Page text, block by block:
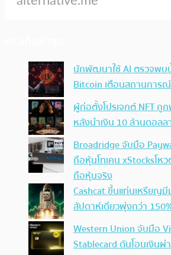
นักพัฒนาใช้ AI ตรวจพบ
Bitcoin เตือนสถานการณ์
ผู้ก่อตั้งโปรเจกต์ NFT
หลังนำเงิน 10 ล้านดอลล
Broadridge จับมือ
ถือหุ้นโทเคน xStocksโห
ถือหุ้นจริง
Cashcat ขึ้นแท่นเหรียญมี
สัปดาห์เดียวพุ่งกว่า
Western Union จับมือ
Stablecard ดันโอนเงินผ่